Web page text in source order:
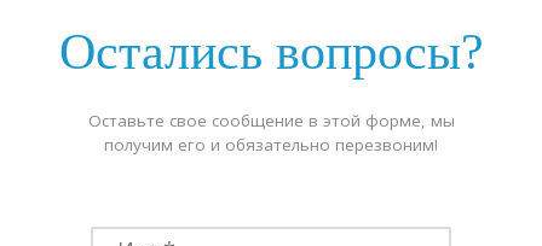
Остались вопросы?
Оставьте свое сообщение в этой форме, мы
получим его и обязательно перезвоним!